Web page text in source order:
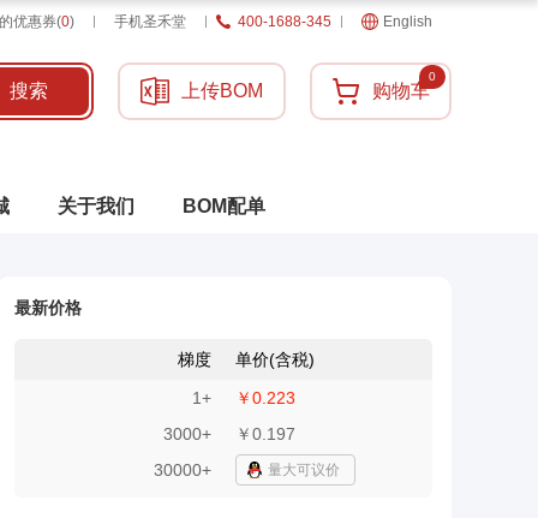
优惠券(0) 手机圣禾堂 400-1688-345 English
搜索 上传BOM 购物车
0
关于我们 BOM配单
最新价格
梯度
单价(含税)
1+
￥0.223
3000+
￥0.197
30000+
量大可议价